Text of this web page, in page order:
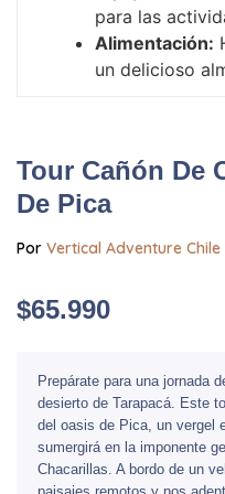
para las
Alimentación:
un delicioso
Tour Cañón De
De Pica
Por Vertical Adventure Chile
$65.990
Prepárate para una jornada
desierto de Tarapacá. Este
del oasis de Pica, un vergel
sumergirá en la imponente
Chacarillas. A bordo de un